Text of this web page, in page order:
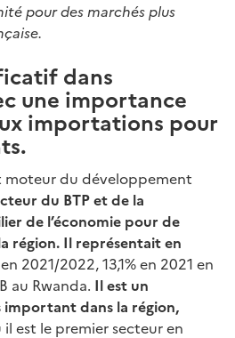
pour des marchés plus
dans
une importance
importations pour
du développement
du BTP et de la
de l’économie pour de
région. Il représentait en
2021/2022, 13,1% en 2021 en
au Rwanda. Il est un
important dans la région,
est le premier secteur en